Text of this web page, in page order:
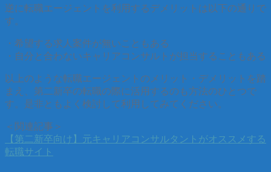
逆に転職エージェントを利用するデメリットは以下の通りで
す。
・希望する求人案件が無いこともある
・自分と合わないキャリアコンサルトが担当することもある
以上のような転職エージェントのメリット・デメリットを踏
まえ、第二新卒の転職の際に活用するのも方法のひとつで
す。是非ともよく検討して利用してみてください。
＜関連記事＞
【第二新卒向け】元キャリアコンサルタントがオススメする
転職サイト